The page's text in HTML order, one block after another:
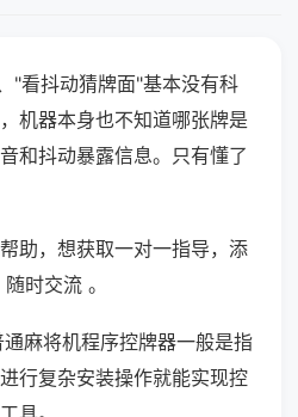
"看抖动猜牌面"基本没有科
机器本身也不知道哪张牌是
和抖动暴露信息。只有懂了
助，想获取一对一指导，添
时交流 。
麻将机程序控牌器一般是指
行复杂安装操作就能实现控